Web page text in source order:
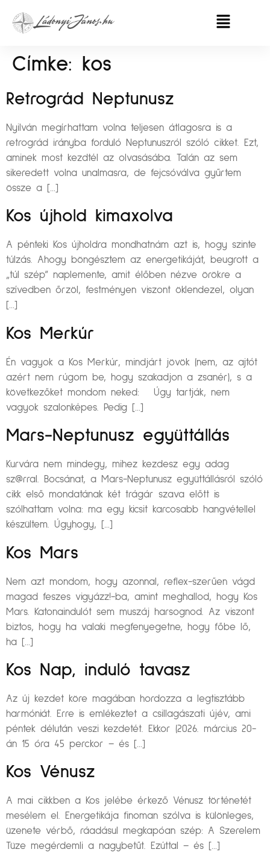
Címke: kos
Retrográd Neptunusz
Nyilván megírhattam volna teljesen átlagosra is a
retrográd irányba forduló Neptunuszról szóló cikket. Ezt,
aminek most kezdtél az olvasásába. Talán az sem
sikeredett volna unalmasra, de fejcsóválva gyűrtem
össze a […]
Kos újhold kimaxolva
A pénteki Kos újholdra mondhatnám azt is, hogy szinte
túlzás. Ahogy böngésztem az energetikáját, beugrott a
„túl szép” naplemente, amit élőben nézve örökre a
szívedben őrzöl, festményen viszont öklendezel, olyan
[…]
Kos Merkúr
Én vagyok a Kos Merkúr, mindjárt jövök (nem, az ajtót
azért nem rúgom be, hogy szakadjon a zsanér), s a
következőket mondom neked: Úgy tartják, nem
vagyok szalonképes. Pedig […]
Mars-Neptunusz együttállás
Kurvára nem mindegy, mihez kezdesz egy adag
sz@rral. Bocsánat, a Mars-Neptunusz együttállásról szóló
cikk első mondatának két trágár szava előtt is
szólhattam volna: ma egy kicsit karcosabb hangvétellel
készültem. Úgyhogy, […]
Kos Mars
Nem azt mondom, hogy azonnal, reflex-szerűen vágd
magad feszes vigyázz!-ba, amint meghallod, hogy Kos
Mars. Katonaindulót sem muszáj harsognod. Az viszont
biztos, hogy ha valaki megfenyegetne, hogy főbe lő,
ha […]
Kos Nap, induló tavasz
Az új kezdet köre magában hordozza a legtisztább
harmóniát. Erre is emlékeztet a csillagászati újév, ami
péntek délután veszi kezdetét. Ekkor (2026. március 20-
án 15 óra 45 perckor – és […]
Kos Vénusz
A mai cikkben a Kos jelébe érkező Vénusz történetét
mesélem el. Energetikája finoman szólva is különleges,
üzenete vérbő, ráadásul megkapóan szép: A Szerelem
Tüze megérdemli a nagybetűt. Ezúttal – és […]